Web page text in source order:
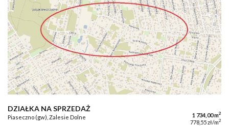
DZIAŁKA NA SPRZEDAŻ
Piaseczno (gw), Zalesie Dolne 1 734,00 m2
778,55 zł/m2